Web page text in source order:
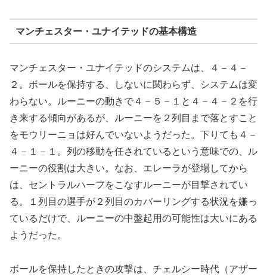
マンチェスター・ユナイテッドの基本構造
マンチェスター・ユナイテッドのシステムは、４－４－
２。ボールを保持する、しないに関わらず、システムは変
わらない。ルーニーの動きで４－５－１と４－４－２を行
き来する傾向があるが、ルーニーを２列目まで落とすこと
をモウリーニョは好んでいないようだった。下りても４－
４－１－１。列の移動を任されているという意味での、ル
ーニーの役割は大きい。なお、エレーラが登場してから
は、セントラルハーフをこなすルーニーが目撃されてい
る。１列目の選手が２列目のカバーリングする状況を嫌っ
ているだけで、ルーニーの中盤起用の可能性は大いにある
ようだった。
ボールを保持したときの攻撃は、チェルシー時代（アザー